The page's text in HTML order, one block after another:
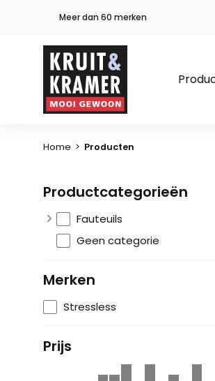
Meer dan 60 merken
Home > Producten
Productcategorieën
Fauteuils
Geen categorie
Merken
Stressless
Prijs